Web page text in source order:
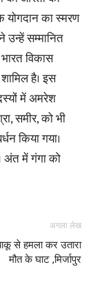
योगदान का स्मरण
उन्हें सम्मानित
विकास
है। इस
में अमरेश
समीर, को भी
किया गया।
अंत में गंगा को
अगला लेख
से हमला कर उतारा
मौत के घाट ,मिर्जापुर